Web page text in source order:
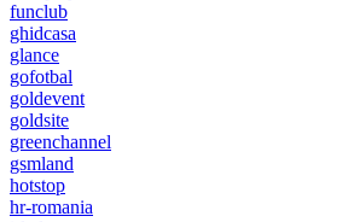
funclub
ghidcasa
glance
gofotbal
goldevent
goldsite
greenchannel
gsmland
hotstop
hr-romania